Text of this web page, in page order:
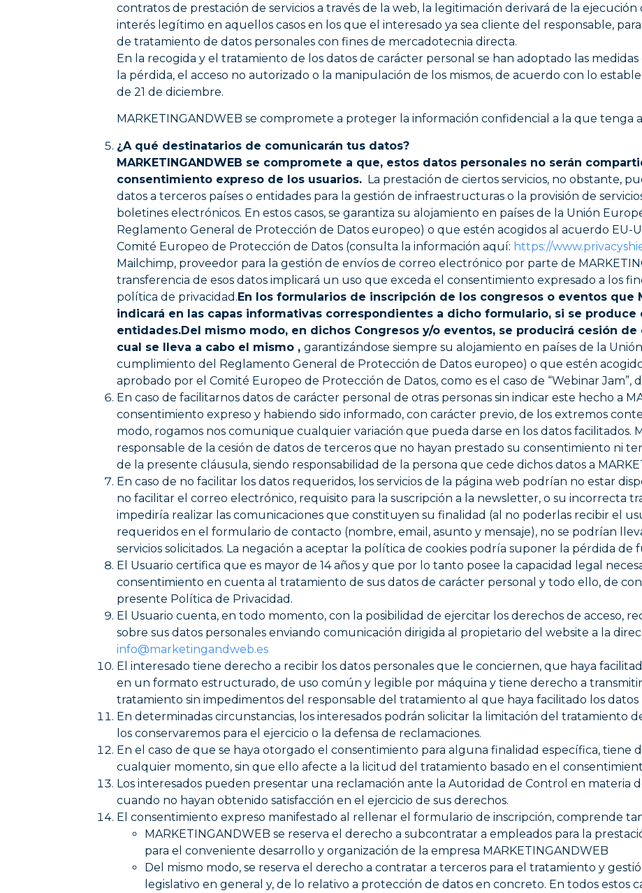
contratos de prestación de servicios a través de la web, la legitimación derivará de la ejecución
interés legítimo en aquellos casos en los que el interesado ya sea cliente del responsable,
de tratamiento de datos personales con fines de mercadotecnia directa.
En la recogida y el tratamiento de los datos de carácter personal se han adoptado las
la pérdida, el acceso no autorizado o la manipulación de los mismos, de acuerdo con lo
de 21 de diciembre.
MARKETINGANDWEB se compromete a proteger la información confidencial a la que tenga
¿A qué destinatarios de comunicarán tus datos?
MARKETINGANDWEB se compromete a que, estos datos personales no serán
consentimiento expreso de los usuarios. La prestación de ciertos servicios, no obstante,
datos a terceros países o entidades para la gestión de infraestructuras o la provisión de
boletines electrónicos. En estos casos, se garantiza su alojamiento en países de la Unión
Reglamento General de Protección de Datos europeo) o que estén acogidos al acuerdo EU-
Comité Europeo de Protección de Datos (consulta la información aquí: https://
Mailchimp, proveedor para la gestión de envíos de correo electrónico por parte de
transferencia de esos datos implicará un uso que exceda el consentimiento expresado a los
política de privacidad.En los formularios de inscripción de los congresos o eventos que
indicará en las capas informativas correspondientes a dicho formulario, si se produce
entidades.Del mismo modo, en dichos Congresos y/o eventos, se producirá cesión
cual se lleva a cabo el mismo , garantizándose siempre su alojamiento en países de la
cumplimiento del Reglamento General de Protección de Datos europeo) o que estén
aprobado por el Comité Europeo de Protección de Datos, como es el caso de “Webinar Jam”,
En caso de facilitarnos datos de carácter personal de otras personas sin indicar este hecho a
consentimiento expreso y habiendo sido informado, con carácter previo, de los extremos
modo, rogamos nos comunique cualquier variación que pueda darse en los datos facilitados.
responsable de la cesión de datos de terceros que no hayan prestado su consentimiento ni
de la presente cláusula, siendo responsabilidad de la persona que cede dichos datos a
En caso de no facilitar los datos requeridos, los servicios de la página web podrían no estar
no facilitar el correo electrónico, requisito para la suscripción a la newsletter, o su incorrecta
impediría realizar las comunicaciones que constituyen su finalidad (al no poderlas recibir el
requeridos en el formulario de contacto (nombre, email, asunto y mensaje), no se podrían
servicios solicitados. La negación a aceptar la política de cookies podría suponer la pérdida de
El Usuario certifica que es mayor de 14 años y que por lo tanto posee la capacidad legal
consentimiento en cuenta al tratamiento de sus datos de carácter personal y todo ello, de
presente Política de Privacidad.
El Usuario cuenta, en todo momento, con la posibilidad de ejercitar los derechos de acceso,
sobre sus datos personales enviando comunicación dirigida al propietario del website a la
info@marketingandweb.es
El interesado tiene derecho a recibir los datos personales que le conciernen, que haya
en un formato estructurado, de uso común y legible por máquina y tiene derecho a
tratamiento sin impedimentos del responsable del tratamiento al que haya facilitado los datos
En determinadas circunstancias, los interesados podrán solicitar la limitación del tratamiento
los conservaremos para el ejercicio o la defensa de reclamaciones.
En el caso de que se haya otorgado el consentimiento para alguna finalidad específica, tiene
cualquier momento, sin que ello afecte a la licitud del tratamiento basado en el
Los interesados pueden presentar una reclamación ante la Autoridad de Control en materia
cuando no hayan obtenido satisfacción en el ejercicio de sus derechos.
El consentimiento expreso manifestado al rellenar el formulario de inscripción, comprende
MARKETINGANDWEB se reserva el derecho a subcontratar a empleados para la
para el conveniente desarrollo y organización de la empresa MARKETINGANDWEB
Del mismo modo, se reserva el derecho a contratar a terceros para el tratamiento y
legislativo en general y, de lo relativo a protección de datos en concreto. En todos estos